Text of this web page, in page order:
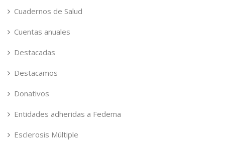
Cuadernos de Salud
Cuentas anuales
Destacadas
Destacamos
Donativos
Entidades adheridas a Fedema
Esclerosis Múltiple